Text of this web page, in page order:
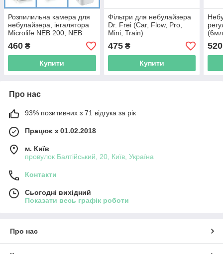
Розпилильна камера для
небулайзера, інгалятора
Microlife NEB 200, NEB
210, NEB 400, NEB 100B,
NEB 50A
460 ₴
Купити
Фільтри для небулайзера
Dr. Frei (Car, Flow, Pro,
Mini, Train)
475₴
Купити
(В2)
520
Про нас
93% позитивних з 71 відгука за рік
Працює з 01.02.2018
м. Київ
провулок Балтійський, 20, Київ, Україна
Контакти
Сьогодні вихідний
Показати весь графік роботи
Про нас